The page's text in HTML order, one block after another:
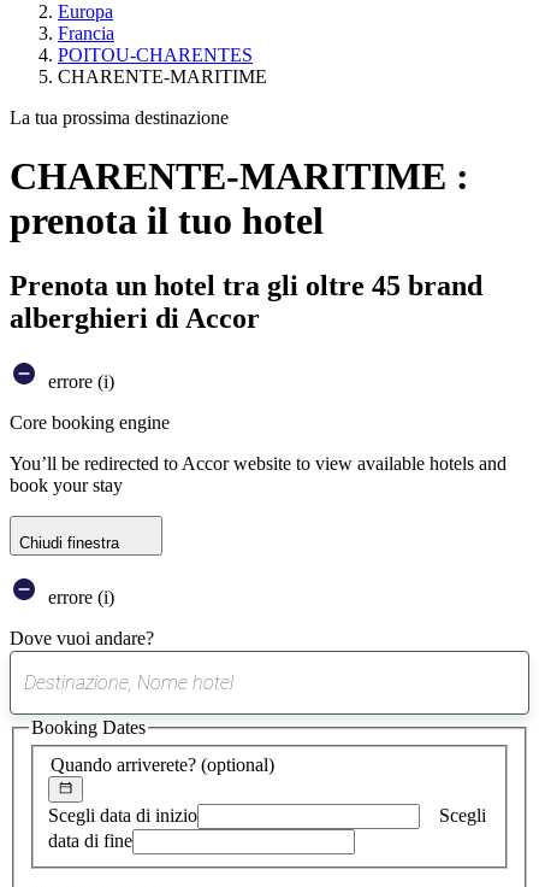
Europa
Francia
POITOU-CHARENTES
CHARENTE-MARITIME
La tua prossima destinazione
CHARENTE-MARITIME :
prenota il tuo hotel
Prenota un hotel tra gli oltre 45 brand
alberghieri di Accor
errore (i)
Core booking engine
You’ll be redirected to Accor website to view available hotels and
book your stay
Chiudi finestra
errore (i)
Dove vuoi andare?
suggerimento
trovato
Quando arriverete? (optional)
Scegli data di inizio
Scegli
data di fine
Booking Dates